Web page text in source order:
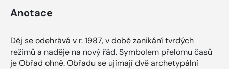
Anotace
Děj se odehrává v r. 1987, v době zanikání tvrdých
režimů a naděje na nový řád. Symbolem přelomu časů
je Obřad ohně. Obřadu se ujímají dvě archetypální